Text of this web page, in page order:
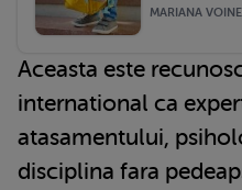
MARIANA
Aceasta este
international ca
atasamentului,
disciplina fara